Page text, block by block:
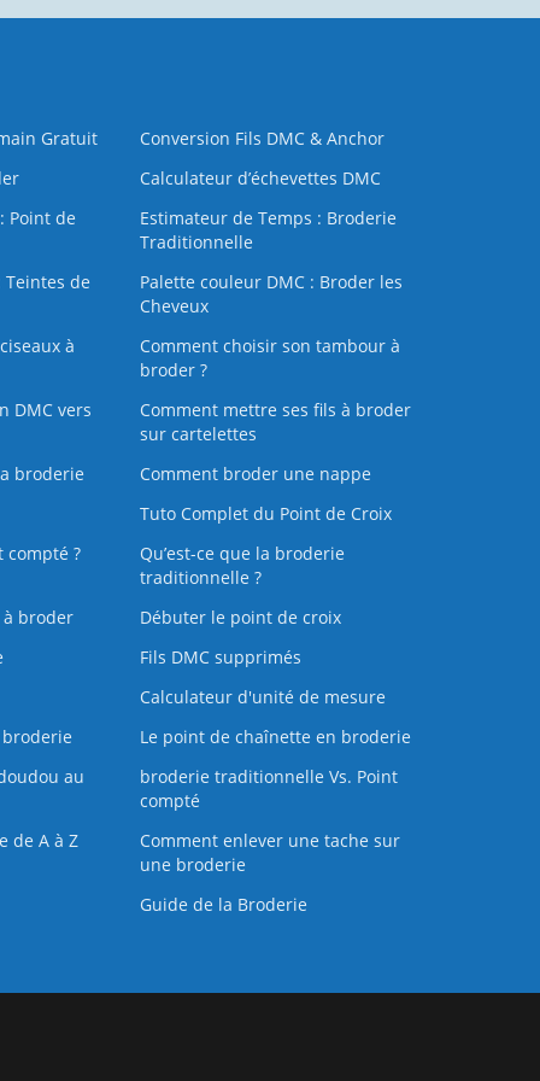
Gratuit
Conversion Fils DMC & Anchor
Calculateur d’échevettes DMC
Point de
Estimateur de Temps : Broderie
Traditionnelle
Teintes de
Palette couleur DMC : Broder les
Cheveux
à
Comment choisir son tambour à
broder ?
DMC vers
Comment mettre ses fils à broder
sur cartelettes
broderie
Comment broder une nappe
Tuto Complet du Point de Croix
compté ?
Qu’est-ce que la broderie
traditionnelle ?
broder
Débuter le point de croix
Fils DMC supprimés
Calculateur d'unité de mesure
Le point de chaînette en broderie
au
broderie traditionnelle Vs. Point
compté
de A à Z
Comment enlever une tache sur
une broderie
Guide de la Broderie